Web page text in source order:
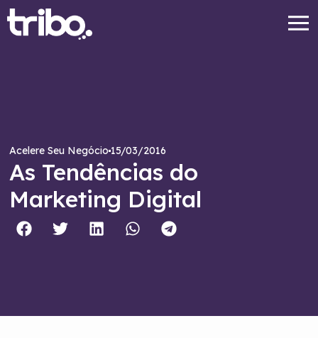
Acelere Seu Negócio15/03/2016
As Tendências do
Marketing Digital